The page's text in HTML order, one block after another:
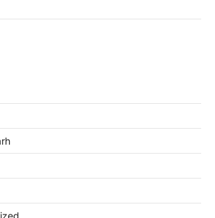
कोचिंग संस्थानों से आवेदन आमंत्रित
CHHATTISGARH
More Khabar August 6, 2026